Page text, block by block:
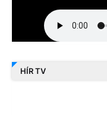
HÍR TV